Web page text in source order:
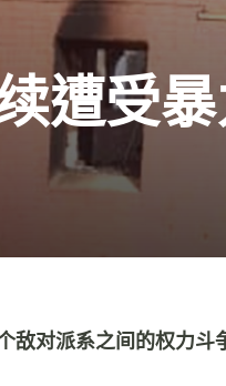
遭受
敌对派系之间的权力斗